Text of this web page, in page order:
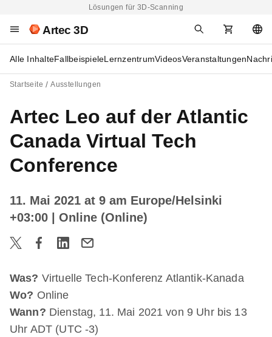
Lösungen für 3D-Scanning
Artec 3D
Alle InhalteFallbeispieleLernzentrumVideosVeranstaltungen
Startseite Ausstellungen
Artec Leo auf der Atlantic
Canada Virtual Tech
Conference
11. Mai 2021 at 9 am Europe/Helsinki
+03:00
| Online (Online)
Was? Virtuelle Tech-Konferenz Atlantik-Kanada
Wo? Online
Wann? Dienstag, 11. Mai 2021 von 9 Uhr bis 13
Uhr ADT (UTC -3)